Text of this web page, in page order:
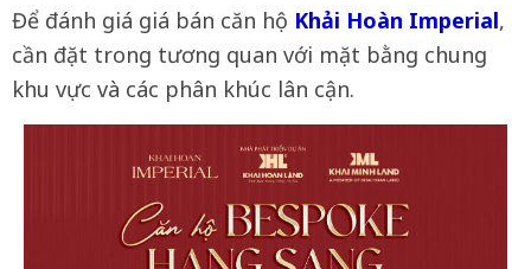
Để đánh giá giá bán căn hộ Khải Hoàn Imperial,
cần đặt trong tương quan với mặt bằng chung
khu vực và các phân khúc lân cận.